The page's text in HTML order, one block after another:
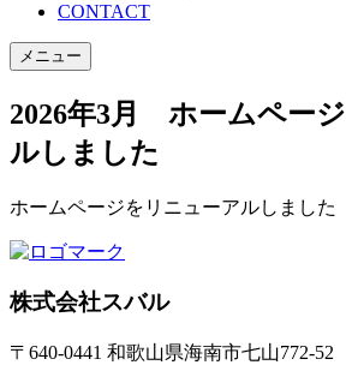
CONTACT
メニュー
2026年3月 ホームペー
ルしました
ホームページをリニューアルしました
株式会社スバル
〒640-0441 和歌山県海南市七山772-52